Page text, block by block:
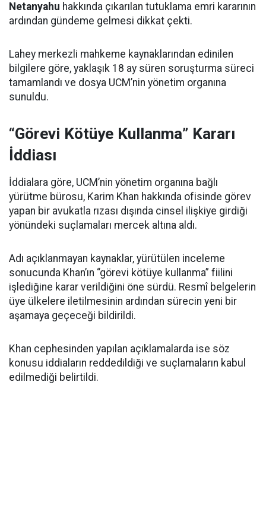
Netanyahu hakkında çıkarılan tutuklama emri kararının
ardından gündeme gelmesi dikkat çekti.
Lahey merkezli mahkeme kaynaklarından edinilen
bilgilere göre, yaklaşık 18 ay süren soruşturma süreci
tamamlandı ve dosya UCM’nin yönetim organına
sunuldu.
“Görevi Kötüye Kullanma” Kararı
İddiası
İddialara göre, UCM’nin yönetim organına bağlı
yürütme bürosu, Karim Khan hakkında ofisinde görev
yapan bir avukatla rızası dışında cinsel ilişkiye girdiği
yönündeki suçlamaları mercek altına aldı.
Adı açıklanmayan kaynaklar, yürütülen inceleme
sonucunda Khan’ın “görevi kötüye kullanma” fiilini
işlediğine karar verildiğini öne sürdü. Resmî belgelerin
üye ülkelere iletilmesinin ardından sürecin yeni bir
aşamaya geçeceği bildirildi.
Khan cephesinden yapılan açıklamalarda ise söz
konusu iddiaların reddedildiği ve suçlamaların kabul
edilmediği belirtildi.